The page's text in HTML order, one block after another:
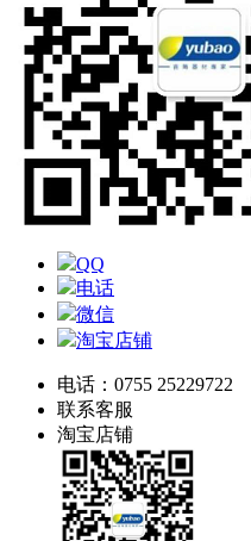
QQ
电话
微信
淘宝店铺
电话：0755 25229722
联系客服
淘宝店铺